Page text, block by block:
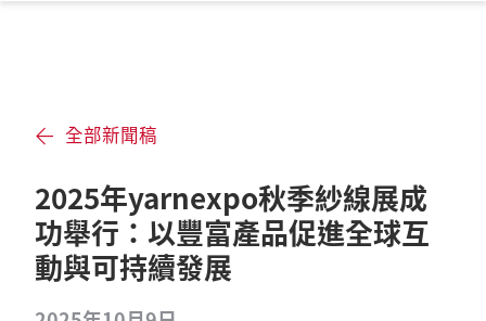
全部新聞稿
2025年yarnexpo秋季紗線展成
功舉行：以豐富產品促進全球互
動與可持續發展